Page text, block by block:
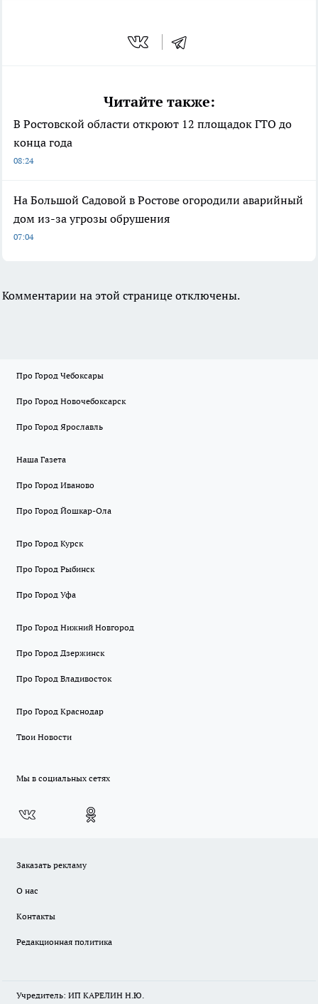
Читайте также:
В Ростовской области откроют 12 площадок ГТО до
конца года
08:24
На Большой Садовой в Ростове огородили аварийный
дом из-за угрозы обрушения
07:04
Комментарии на этой странице отключены.
Про Город Чебоксары
Про Город Новочебоксарск
Про Город Ярославль
Наша Газета
Про Город Иваново
Про Город Йошкар-Ола
Про Город Курск
Про Город Рыбинск
Про Город Уфа
Про Город Нижний Новгород
Про Город Дзержинск
Про Город Владивосток
Про Город Краснодар
Твои Новости
Мы в социальных сетях
Заказать рекламу
О нас
Контакты
Редакционная политика
Учредитель: ИП КАРЕЛИН Н.Ю.